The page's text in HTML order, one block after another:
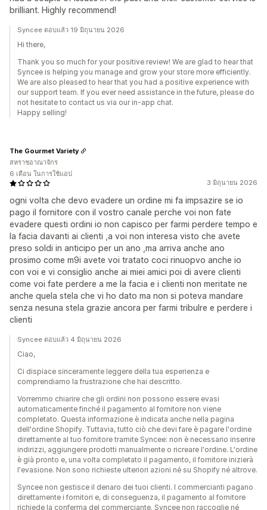
brilliant. Highly recommend!
Syncee ตอบแล้ว 19 มิถุนายน 2026
Hi there,
Thank you so much for your positive review! We are glad to hear that
Syncee is helping you manage and grow your store more efficiently.
We are also pleased to hear that you had a positive experience with
our support team. If you ever need assistance in the future, please do
not hesitate to contact us via our in-app chat.
Happy selling!
3 มิถุนายน 2026
ogni volta che devo evadere un ordine mi fa impsazire se io
pago il fornitore con il vostro canale perche voi non fate
evadere questi ordini io non capisco per farmi perdere tempo e
la facia davanti ai clienti ,a voi non interesa visto che avete
preso soldi in anticipo per un ano ,ma arriva anche ano
prosimo come m9i avete voi tratato coci rinuopvo anche io
con voi e vi consiglio anche ai miei amici poi di avere clienti
come voi fate perdere a me la facia e i clienti non meritate ne
anche quela stela che vi ho dato ma non si poteva mandare
senza nesuna stela grazie ancora per farmi tribulre e perdere i
clienti
The Gourmet Variety
สหราชอาณาจักร
6 เดือน ในการใช้แอป
Syncee ตอบแล้ว 4 มิถุนายน 2026
Ciao,
Ci dispiace sinceramente leggere della tua esperienza e
comprendiamo la frustrazione che hai descritto.
Vorremmo chiarire che gli ordini non possono essere evasi
automaticamente finché il pagamento al fornitore non viene
completato. Questa informazione è indicata anche nella pagina
dell'ordine Shopify. Tuttavia, tutto ciò che devi fare è pagare l'ordine
direttamente al tuo fornitore tramite Syncee: non è necessario inserire
indirizzi, aggiungere prodotti manualmente o ricreare l'ordine. L'ordine
è già pronto e, una volta completato il pagamento, il fornitore inizierà
l'evasione. Non sono richieste ulteriori azioni né su Shopify né altrove.
Syncee non gestisce il denaro dei tuoi clienti. I commercianti pagano
direttamente i fornitori e, di conseguenza, il pagamento al fornitore
richiede la conferma del commerciante. Syncee non raccoglie né